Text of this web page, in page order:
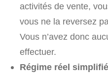
activités de vente,
vous ne la reversez
Vous n’avez donc
effectuer.
Régime réel